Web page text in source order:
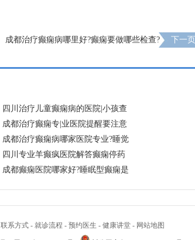
成都治疗癫痫病哪里好?癫痫要做哪些检查? 下一页
四川治疗儿童癫痫病的医院|小孩查
成都治疗癫痫专|业医院提醒要注意
成都治疗癫痫病哪家医院专业?睡觉
四川专业羊癫疯医院解答癫痫停药
成都癫痫医院哪家好?睡眠型癫痫是
联系方式 - 就诊流程 - 预约医生 - 健康讲堂 - 网站地图